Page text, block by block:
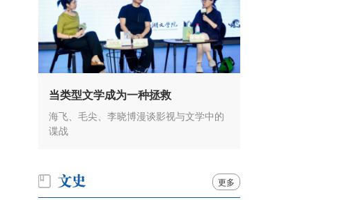
当类型文学成为一种拯救
海飞、毛尖、李晓博漫谈影视与文学中的
谍战
更多